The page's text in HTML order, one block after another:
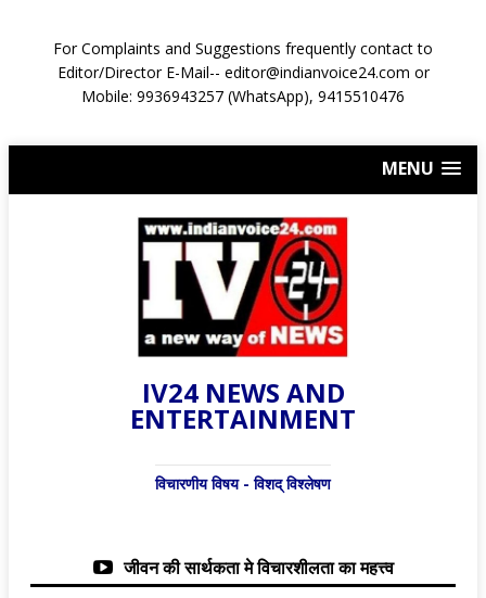
For Complaints and Suggestions frequently contact to
Editor/Director E-Mail-- editor@indianvoice24.com or
Mobile: 9936943257 (WhatsApp), 9415510476
MENU
IV24 NEWS AND
ENTERTAINMENT
विचारणीय विषय - विशद् विश्लेषण
जीवन की सार्थकता मे विचारशीलता का महत्त्व